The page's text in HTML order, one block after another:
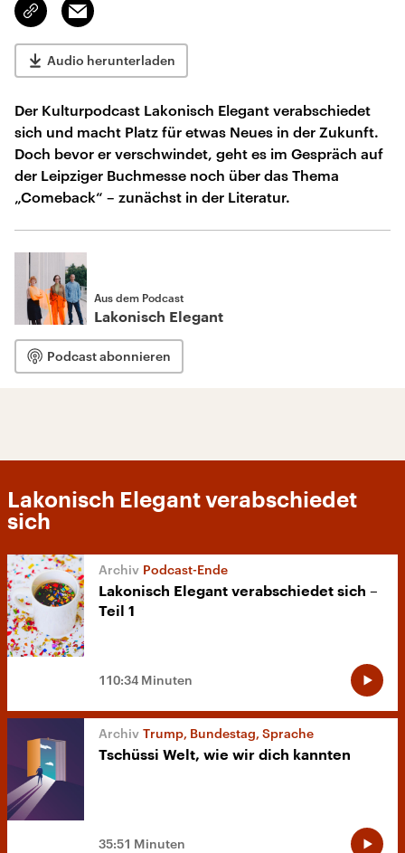
Link
kopieren/teilen
Email
Audio herunterladen
Der Kulturpodcast Lakonisch Elegant verabschiedet
sich und macht Platz für etwas Neues in der Zukunft.
Doch bevor er verschwindet, geht es im Gespräch auf
der Leipziger Buchmesse noch über das Thema
„Comeback“ – zunächst in der Literatur.
Aus dem Podcast
Lakonisch Elegant
Podcast abonnieren
Lakonisch Elegant verabschiedet
sich
Podcast-Ende
Lakonisch Elegant verabschiedet sich –
Teil 1
110:34 Minuten
Trump, Bundestag, Sprache
Tschüssi Welt, wie wir dich kannten
35:51 Minuten